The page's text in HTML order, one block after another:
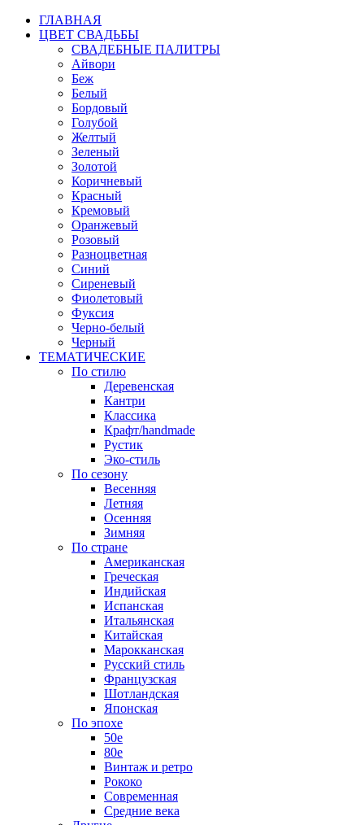
ГЛАВНАЯ
ЦВЕТ СВАДЬБЫ
СВАДЕБНЫЕ ПАЛИТРЫ
Айвори
Беж
Белый
Бордовый
Голубой
Желтый
Зеленый
Золотой
Коричневый
Красный
Кремовый
Оранжевый
Розовый
Разноцветная
Синий
Сиреневый
Фиолетовый
Фуксия
Черно-белый
Черный
ТЕМАТИЧЕСКИЕ
По стилю
Деревенская
Кантри
Классика
Крафт/handmade
Рустик
Эко-стиль
По сезону
Весенняя
Летняя
Осенняя
Зимняя
По стране
Американская
Греческая
Индийская
Испанская
Итальянская
Китайская
Марокканская
Русский стиль
Французская
Шотландская
Японская
По эпохе
50е
80е
Винтаж и ретро
Рококо
Современная
Средние века